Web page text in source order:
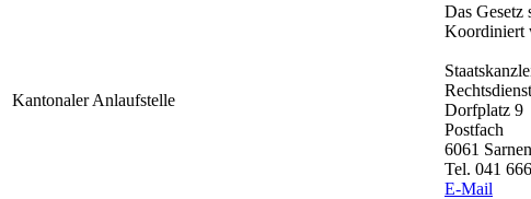
Kantonaler Anlaufstelle
Das Gesetz
Koordiniert
Rechtsdienst
Dorfplatz 9
Postfach
6061 Sarnen
Tel. 041
E-Mail